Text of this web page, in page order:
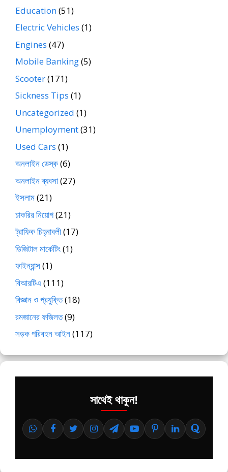
Education(51)
Electric Vehicles (1)
Engines (47)
Mobile Banking(5)
Scooter(171)
Sickness Tips (1)
Uncategorized (1)
Unemployment(31)
Used Cars (1)
অনলাইন ডেস্ক(6)
অনলাইন ব্যবসা(27)
ইসলাম(21)
চাকরির নিয়োগ(21)
ট্রাফিক চিহ্নাবলী(17)
ডিজিটাল মার্কেটিং(1)
ফাইন্যান্স(1)
বিআরটিএ (111)
বিজ্ঞান ও প্রযুক্তি(18)
রমজানের ফজিলত(9)
সড়ক পরিবহন আইন(117)
সাথেই থাকুন!